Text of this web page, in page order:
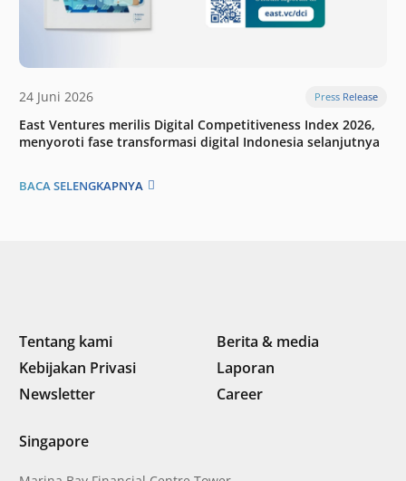
24 Juni 2026 Press Release
East Ventures merilis Digital Competitiveness Index 2026,
menyoroti fase transformasi digital Indonesia selanjutnya
BACA SELENGKAPNYA
Tentang kami
Berita & media
Kebijakan Privasi
Laporan
Newsletter
Career
Singapore